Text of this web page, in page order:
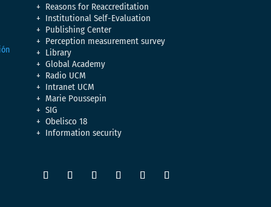
Reasons for Reaccreditation
Institutional Self-Evaluation
Publishing Center
Perception measurement survey
Library
Global Academy
Radio UCM
Intranet UCM
Marie Poussepin
SIG
Obelisco 18
Information security